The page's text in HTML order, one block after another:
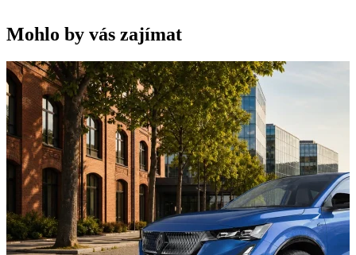
Mohlo by vás zajímat